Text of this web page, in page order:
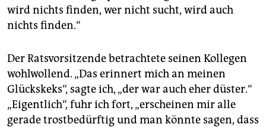
wird nichts finden, wer nicht sucht, wird auch
nichts finden.“
Der Ratsvorsitzende betrachtete seinen Kollegen
wohlwollend. „Das erinnert mich an meinen
Glückskeks“, sagte ich, „der war auch eher düster.“
„Eigentlich“, fuhr ich fort, „erscheinen mir alle
gerade trostbedürftig und man könnte sagen, dass